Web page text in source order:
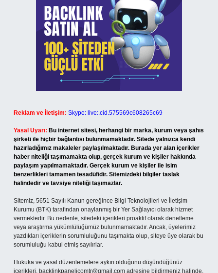
Reklam ve İletişim: Skype: live:.cid.575569c608265c69
Yasal Uyarı: Bu internet sitesi, herhangi bir marka, kurum veya şahıs
şirketi ile hiçbir bağlantısı bulunmamaktadır. Sitede yalnızca kendi
hazırladığımız makaleler paylaşılmaktadır. Burada yer alan içerikler
haber niteliği taşımamakta olup, gerçek kurum ve kişiler hakkında
paylaşım yapılmamaktadır. Gerçek kurum ve kişiler ile isim
benzerlikleri tamamen tesadüfidir. Sitemizdeki bilgiler taslak
halindedir ve tavsiye niteliği taşımazlar.
Sitemiz, 5651 Sayılı Kanun gereğince Bilgi Teknolojileri ve İletişim
Kurumu (BTK) tarafından onaylanmış bir Yer Sağlayıcı olarak hizmet
vermektedir. Bu nedenle, sitedeki içerikleri proaktif olarak denetleme
veya araştırma yükümlülüğümüz bulunmamaktadır. Ancak, üyelerimiz
yazdıkları içeriklerin sorumluluğunu taşımakta olup, siteye üye olarak bu
sorumluluğu kabul etmiş sayılırlar.
Hukuka ve yasal düzenlemelere aykırı olduğunu düşündüğünüz
içerikleri, backlinkpanelicomtr@gmail.com adresine bildirmeniz halinde,